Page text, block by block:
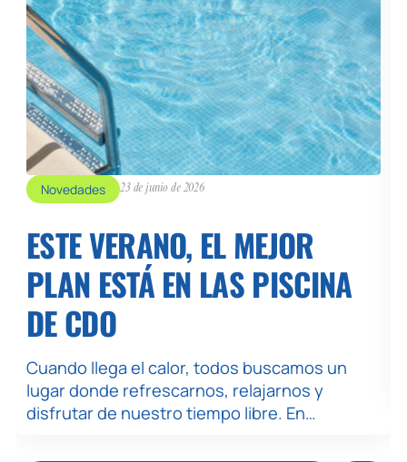
Novedades 23 de junio de 2026
ESTE VERANO, EL MEJOR
PLAN ESTÁ EN LAS PISCINA
DE CDO
Cuando llega el calor, todos buscamos un
lugar donde refrescarnos, relajarnos y
disfrutar de nuestro tiempo libre. En…